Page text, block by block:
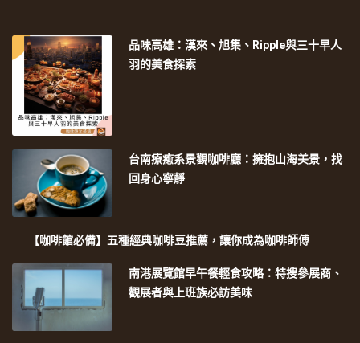
品味高雄：漢來、旭集、Ripple與三十早人
羽的美食探索
台南療癒系景觀咖啡廳：擁抱山海美景，找
回身心寧靜
【咖啡館必備】五種經典咖啡豆推薦，讓你成為咖啡師傅
南港展覽館早午餐輕食攻略：特搜參展商、
觀展者與上班族必訪美味